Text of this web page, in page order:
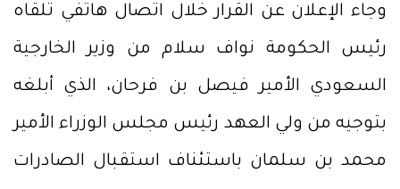
وجاء الإعلان عن القرار خلال اتصال هاتفي تلقاه
رئيس الحكومة نواف سلام من وزير الخارجية
السعودي الأمير فيصل بن فرحان، الذي أبلغه
بتوجيه من ولي العهد رئيس مجلس الوزراء الأمير
محمد بن سلمان باستئناف استقبال الصادرات